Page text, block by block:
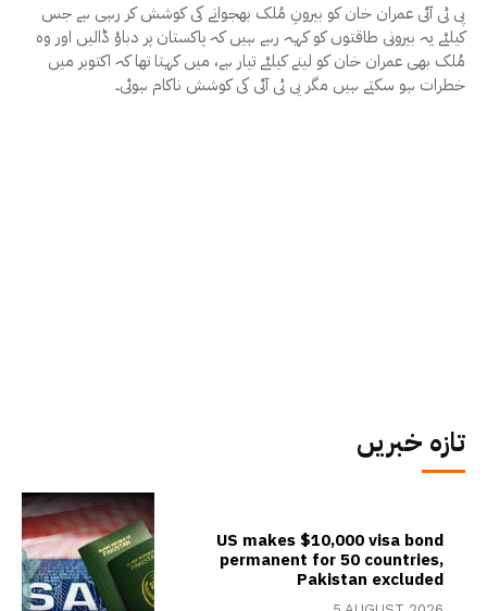
پی ٹی آئی عمران خان کو بیرونِ مُلک بھجوانے کی کوشش کر رہی ہے جس
کیلئے یہ بیرونی طاقتوں کو کہہ رہے ہیں کہ پاکستان پر دباؤ ڈالیں اور وہ
مُلک بھی عمران خان کو لینے کیلئے تیار ہے، میں کہتا تھا کہ اکتوبر میں
خطرات ہو سکتے ہیں مگر پی ٹی آئی کی کوشش ناکام ہوئی۔
تازہ خبریں
US makes $10,000 visa bond
permanent for 50 countries,
Pakistan excluded